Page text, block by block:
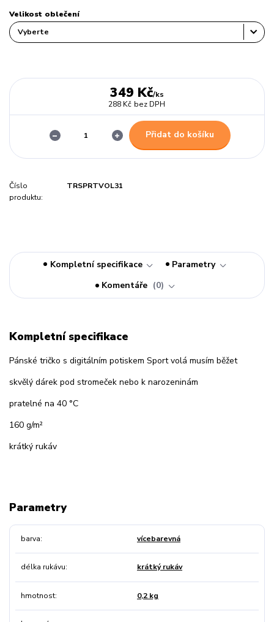
Velikost oblečení
349 Kč/ks
288 Kč bez DPH
Přidat do košíku
Číslo
produktu:
TRSPRTVOL31
Kompletní specifikace
Parametry
Komentáře
0
Kompletní specifikace
Pánské tričko s digitálním potiskem Sport volá musím běžet
skvělý dárek pod stromeček nebo k narozeninám
pratelné na 40 °C
160 g/m²
krátký rukáv
Parametry
barva vícebarevná
délka rukávu krátký rukáv
hmotnost 0,2 kg